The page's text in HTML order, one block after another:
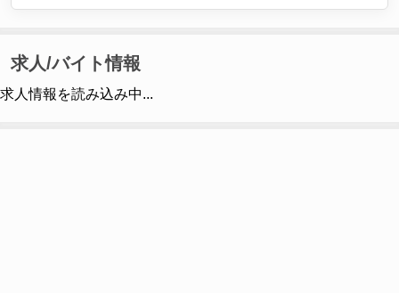
求人/バイト情報
求人情報を読み込み中...